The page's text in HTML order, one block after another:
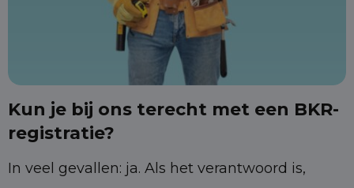
Kun je bij ons terecht met een BKR-
registratie?
In veel gevallen: ja. Als het verantwoord is,